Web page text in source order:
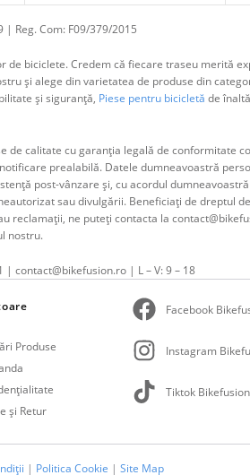
| Reg. Com: F09/379/2015
biciclete. Credem că fiecare traseu merită
și alege din varietatea de produse din
și siguranță, Piese pentru bicicletă de
de calitate cu garanția legală de conformitate
prealabilă. Datele dumneavoastră
post-vânzare și, cu acordul
sau divulgării. Beneficiați de dreptul
ne puteți contacta la
nostru.
contact@bikefusion.ro | L – V: 9 – 18
Produse
și Retur
Facebook
Instagram
Tiktok Bikefusion
| Politica Cookie | Site Map